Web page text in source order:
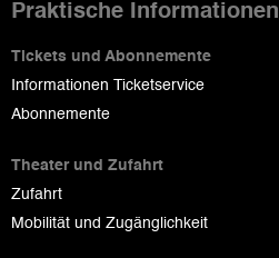
Praktische Informationen
Tickets und Abonnemente
Informationen Ticketservice
Abonnemente
Theater und Zufahrt
Zufahrt
Mobilität und Zugänglichkeit